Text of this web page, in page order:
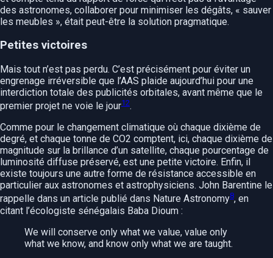
des astronomes, collaborer pour minimiser les dégâts, « sauver
les meubles », était peut-être la solution pragmatique.
Petites victoires
Mais tout n’est pas perdu. C’est précisément pour éviter un
engrenage irréversible que l’AAS plaide aujourd’hui pour une
interdiction totale des publicités orbitales, avant même que le
premier projet ne voie le jour12.
Comme pour le changement climatique où chaque dixième de
degré, et chaque tonne de CO2 comptent, ici, chaque dixième de
magnitude sur la brillance d’un satellite, chaque pourcentage de
luminosité diffuse préservé, est une petite victoire. Enfin, il
existe toujours une autre forme de résistance accessible en
particulier aux astronomes et astrophysiciens. John Barentine le
rappelle dans un article publié dans Nature Astronomy8, en
citant l’écologiste sénégalais Baba Dioum :
We will conserve only what we value, value only
what we know, and know only what we are taught.